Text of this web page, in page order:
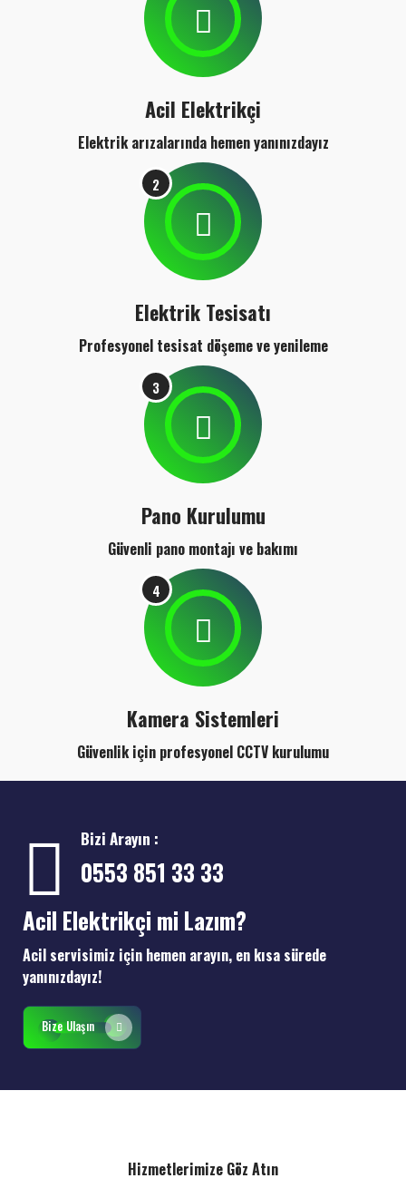
Acil Elektrikçi
Elektrik arızalarında hemen yanınızdayız
2
Elektrik Tesisatı
Profesyonel tesisat döşeme ve yenileme
3
Pano Kurulumu
Güvenli pano montajı ve bakımı
4
Kamera Sistemleri
Güvenlik için profesyonel CCTV kurulumu
Bizi Arayın :
0553 851 33 33
Acil Elektrikçi mi Lazım?
Acil servisimiz için hemen arayın, en kısa sürede
yanınızdayız!
Bize Ulaşın
Hizmetlerimize Göz Atın